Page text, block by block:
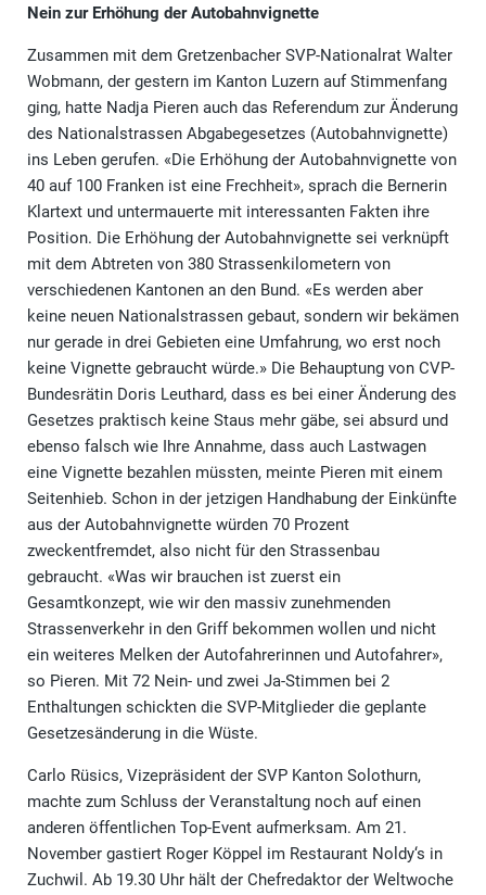
Nein zur Erhöhung der Autobahnvignette
Zusammen mit dem Gretzenbacher SVP-Nationalrat Walter
Wobmann, der gestern im Kanton Luzern auf Stimmenfang
ging, hatte Nadja Pieren auch das Referendum zur Änderung
des Nationalstrassen Abgabegesetzes (Autobahnvignette)
ins Leben gerufen. «Die Erhöhung der Autobahnvignette von
40 auf 100 Franken ist eine Frechheit», sprach die Bernerin
Klartext und untermauerte mit interessanten Fakten ihre
Position. Die Erhöhung der Autobahnvignette sei verknüpft
mit dem Abtreten von 380 Strassenkilometern von
verschiedenen Kantonen an den Bund. «Es werden aber
keine neuen Nationalstrassen gebaut, sondern wir bekämen
nur gerade in drei Gebieten eine Umfahrung, wo erst noch
keine Vignette gebraucht würde.» Die Behauptung von CVP-
Bundesrätin Doris Leuthard, dass es bei einer Änderung des
Gesetzes praktisch keine Staus mehr gäbe, sei absurd und
ebenso falsch wie Ihre Annahme, dass auch Lastwagen
eine Vignette bezahlen müssten, meinte Pieren mit einem
Seitenhieb. Schon in der jetzigen Handhabung der Einkünfte
aus der Autobahnvignette würden 70 Prozent
zweckentfremdet, also nicht für den Strassenbau
gebraucht. «Was wir brauchen ist zuerst ein
Gesamtkonzept, wie wir den massiv zunehmenden
Strassenverkehr in den Griff bekommen wollen und nicht
ein weiteres Melken der Autofahrerinnen und Autofahrer»,
so Pieren. Mit 72 Nein- und zwei Ja-Stimmen bei 2
Enthaltungen schickten die SVP-Mitglieder die geplante
Gesetzesänderung in die Wüste.
Carlo Rüsics, Vizepräsident der SVP Kanton Solothurn,
machte zum Schluss der Veranstaltung noch auf einen
anderen öffentlichen Top-Event aufmerksam. Am 21.
November gastiert Roger Köppel im Restaurant Noldy‘s in
Zuchwil. Ab 19.30 Uhr hält der Chefredaktor der Weltwoche